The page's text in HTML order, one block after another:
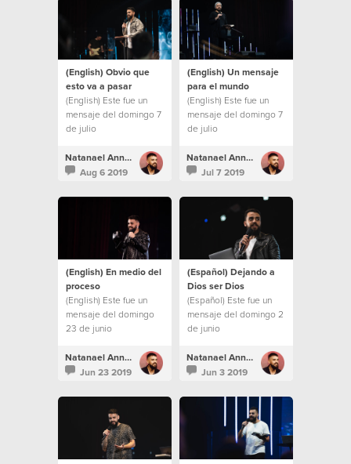
(English) Obvio que
esto va a pasar
(English) Este fue un
mensaje del domingo 7
de julio
Natanael Annacondia
Aug 6 2019
(English) Un mensaje
para el mundo
(English) Este fue un
mensaje del domingo 7
de julio
Natanael Annacondia
Jul 7 2019
(English) En medio del
proceso
(English) Este fue un
mensaje del domingo
23 de junio
Natanael Annacondia
Jun 23 2019
(Español) Dejando a
Dios ser Dios
(Español) Este fue un
mensaje del domingo 2
de junio
Natanael Annacondia
Jun 3 2019